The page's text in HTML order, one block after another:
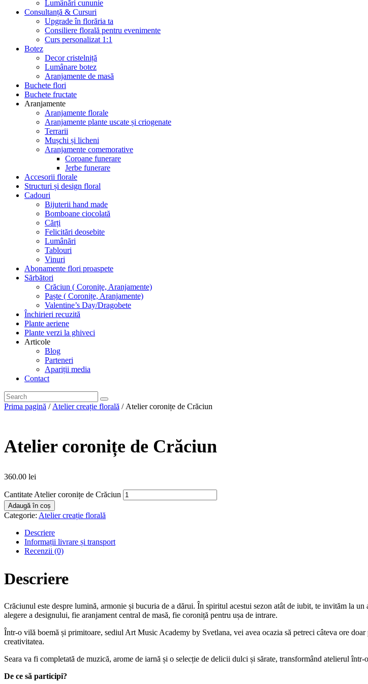
Lumânări cununie
Consultanță & Cursuri
Upgrade în florăria ta
Consiliere florală pentru evenimente
Curs personalizat 1:1
Botez
Decor cristelniță
Lumânare botez
Aranjamente de masă
Buchete flori
Buchete fructate
Aranjamente
Aranjamente florale
Aranjamente plante uscate și criogenate
Terrarii
Mușchi și licheni
Aranjamente comemorative
Coroane funerare
Jerbe funerare
Accesorii florale
Structuri și design floral
Cadouri
Bijuterii hand made
Bomboane ciocolată
Cărți
Felicitări deosebite
Lumânări
Tablouri
Vinuri
Abonamente flori proaspete
Sărbători
Crăciun ( Coronițe, Aranjamente)
Paște ( Coronițe, Aranjamente)
Valentine’s Day/Dragobete
Închirieri recuzită
Plante aeriene
Plante verzi la ghiveci
Articole
Blog
Parteneri
Apariții media
Contact
Prima pagină / Atelier creație florală / Atelier coronițe de Crăciun
Atelier coronițe de Crăciun
360.00 lei
Cantitate Atelier coronițe de Crăciun
Adaugă în coș
Categorie: Atelier creație florală
Descriere
Informații livrare și transport
Recenzii (0)
Descriere
Crăciunul este despre lumină, armonie și bucuria de a dărui. În spiritul acestui sezon atât de iubit, te invităm la
alegere a designului, fie aranjament central de masă, fie coroniță pentru ușa de intrare.
Într-o vilă boemă și primitoare, sediul Art Music Academy by Svetlana, vei avea ocazia să petreci câteva ore
creativitatea.
Seara va fi completată de muzică, arome de iarnă și o selecție de delicii dulci și sărate, transformând atelierul într-
De ce să participi?